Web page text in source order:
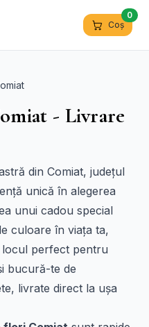
Coș
0
- Livrare
din Comiat, județul
unică în alegerea
unui cadou special
culoare în viața ta,
locul perfect pentru
bucură-te de
livrate direct la ușa